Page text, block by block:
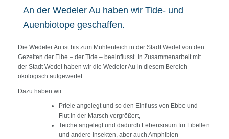
An der Wedeler Au haben wir Tide- und
Auenbiotope geschaffen.
Die Wedeler Au ist bis zum Mühlenteich in der Stadt Wedel von den
Gezeiten der Elbe – der Tide – beeinflusst. In Zusammenarbeit mit
der Stadt Wedel haben wir die Wedeler Au in diesem Bereich
ökologisch aufgewertet.
Dazu haben wir
Priele angelegt und so den Einfluss von Ebbe und
Flut in der Marsch vergrößert,
Teiche angelegt und dadurch Lebensraum für Libellen
und andere Insekten, aber auch Amphibien